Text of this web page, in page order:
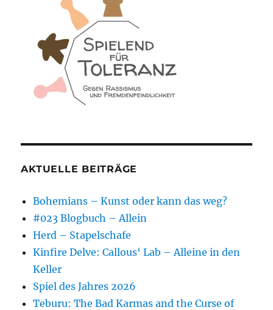
AKTUELLE BEITRÄGE
Bohemians – Kunst oder kann das weg?
#023 Blogbuch – Allein
Herd – Stapelschafe
Kinfire Delve: Callous‘ Lab – Alleine in den
Keller
Spiel des Jahres 2026
Teburu: The Bad Karmas and the Curse of